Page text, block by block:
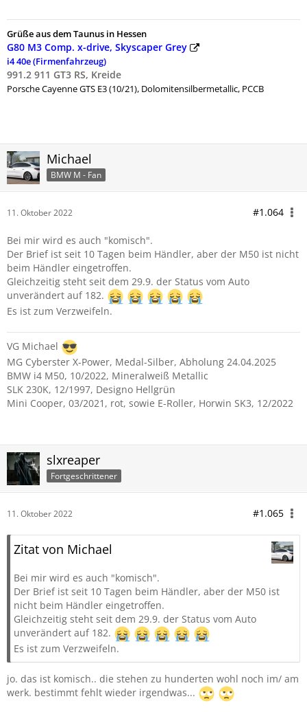
Grüße aus dem Taunus in Hessen
G80 M3 Comp. x-drive, Skyscaper Grey
i4 40e (Firmenfahrzeug)
991.2 911 GT3 RS, Kreide
PorscheCayenne GTS E3 (10/21), Dolomitensilbermetallic, PCCB
Michael
BMW M - Fan
11. Oktober 2022 #1.064
Bei mir wird es auch "komisch".
Der Brief ist seit 10 Tagen beim Händler, aber der M50 ist nicht
beim Händler eingetroffen.
Gleichzeitig steht seit dem 29.9. der Status vom Auto
unverändert auf 182.
Es ist zum Verzweifeln.
VG Michael
MG Cyberster X-Power, Medal-Silber, Abholung 24.04.2025
BMW i4 M50, 10/2022, Mineralweiß Metallic
SLK 230K, 12/1997, Designo Hellgrün
Mini Cooper, 03/2021, rot, sowie E-Roller, Horwin SK3, 12/2022
slxreaper
Fortgeschrittener
11. Oktober 2022 #1.065
Zitat von Michael
Bei mir wird es auch "komisch".
Der Brief ist seit 10 Tagen beim Händler, aber der M50 ist
nicht beim Händler eingetroffen.
Gleichzeitig steht seit dem 29.9. der Status vom Auto
unverändert auf 182.
Es ist zum Verzweifeln.
jo. das ist komisch.. die stehen zu hunderten wohl noch im/ am
werk. bestimmt fehlt wieder irgendwas...